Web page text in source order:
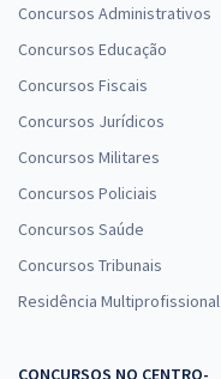
Concursos Administrativos
Concursos Educação
Concursos Fiscais
Concursos Jurídicos
Concursos Militares
Concursos Policiais
Concursos Saúde
Concursos Tribunais
Residência Multiprofissional
CONCURSOS NO CENTRO-